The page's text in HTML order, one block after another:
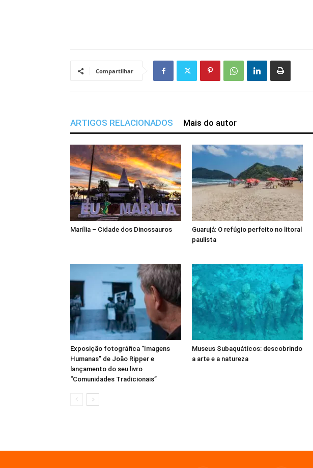
Compartilhar
ARTIGOS RELACIONADOS Mais do autor
Marília – Cidade dos Dinossauros
Guarujá: O refúgio perfeito no litoral
paulista
Exposição fotográfica “Imagens
Humanas” de João Ripper e
lançamento do seu livro
“Comunidades Tradicionais”
Museus Subaquáticos: descobrindo
a arte e a natureza